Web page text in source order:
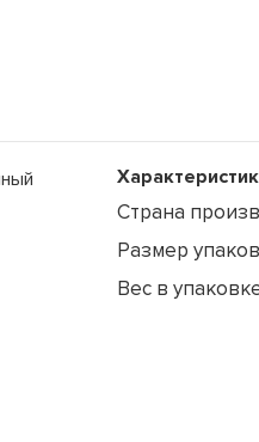
Г. МОСКВА,
работы:
Страна
Размер
Вес в